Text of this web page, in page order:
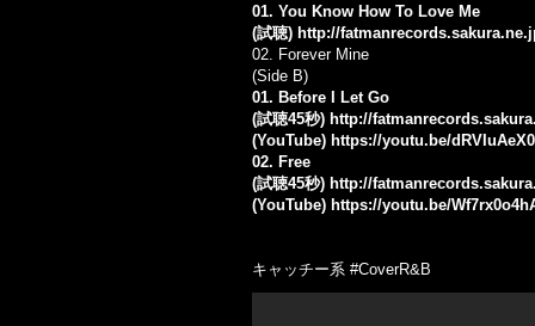
01. You Know How To Love Me
(試聴) http://
02. Forever Mine
(Side B)
01. Before I Let Go
(試聴45秒) http://
(YouTube) https://youtu.be/
02. Free
(試聴45秒) http://
(YouTube) https://youtu.be/
キャッチー系 #CoverR&B